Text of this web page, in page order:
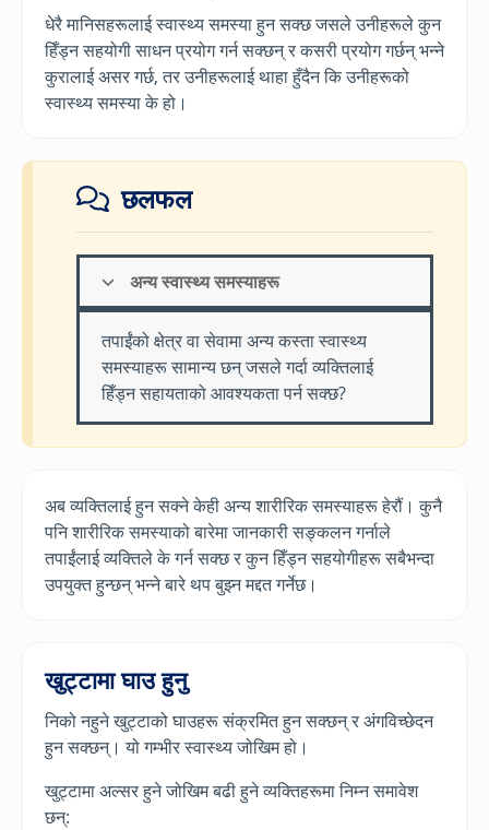
धेरै मानिसहरूलाई स्वास्थ्य समस्या हुन सक्छ जसले उनीहरूले कुन
हिँड्न सहयोगी साधन प्रयोग गर्न सक्छन् र कसरी प्रयोग गर्छन् भन्ने
कुरालाई असर गर्छ, तर उनीहरूलाई थाहा हुँदैन कि उनीहरूको
स्वास्थ्य समस्या के हो।
छलफल
अन्य स्वास्थ्य समस्याहरू
तपाईंको क्षेत्र वा सेवामा अन्य कस्ता स्वास्थ्य
समस्याहरू सामान्य छन् जसले गर्दा व्यक्तिलाई
हिँड्न सहायताको आवश्यकता पर्न सक्छ?
अब व्यक्तिलाई हुन सक्ने केही अन्य शारीरिक समस्याहरू हेरौं। कुनै
पनि शारीरिक समस्याको बारेमा जानकारी सङ्कलन गर्नाले
तपाईंलाई व्यक्तिले के गर्न सक्छ र कुन हिँड्न सहयोगीहरू सबैभन्दा
उपयुक्त हुन्छन् भन्ने बारे थप बुझ्न मद्दत गर्नेछ।
खुट्टामा घाउ हुनु
निको नहुने खुट्टाको घाउहरू संक्रमित हुन सक्छन् र अंगविच्छेदन
हुन सक्छन्। यो गम्भीर स्वास्थ्य जोखिम हो।
खुट्टामा अल्सर हुने जोखिम बढी हुने व्यक्तिहरूमा निम्न समावेश
छन्: